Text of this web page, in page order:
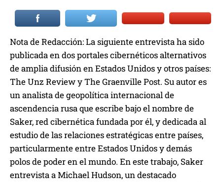
Nota de Redacción: La siguiente entrevista ha sido
publicada en dos portales cibernéticos alternativos
de amplia difusión en Estados Unidos y otros países:
The Unz Review y The Graenville Post. Su autor es
un analista de geopolítica internacional de
ascendencia rusa que escribe bajo el nombre de
Saker, red cibernética fundada por él, y dedicada al
estudio de las relaciones estratégicas entre países,
particularmente entre Estados Unidos y demás
polos de poder en el mundo. En este trabajo, Saker
entrevista a Michael Hudson, un destacado